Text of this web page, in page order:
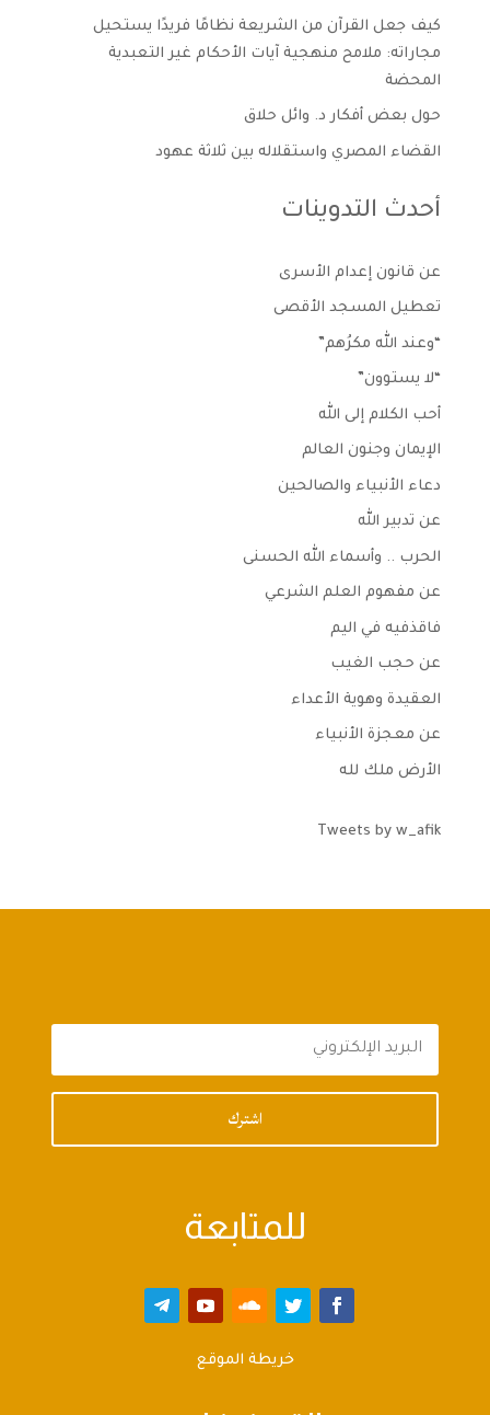
كيف جعل القرآن من الشريعة نظامًا فريدًا يستحيل
مجاراته: ملامح منهجية آيات الأحكام غير التعبدية
المحضة
حول بعض أفكار د. وائل حلاق
القضاء المصري واستقلاله بين ثلاثة عهود
أحدث التدوينات
عن قانون إعدام الأسرى
تعطيل المسجد الأقصى
“وعند الله مكرُهم”
“لا يستوون”
أحب الكلام إلى الله
الإيمان وجنون العالم
دعاء الأنبياء والصالحين
عن تدبير الله
الحرب .. وأسماء الله الحسنى
عن مفهوم العلم الشرعي
فاقذفيه في اليم
عن حجب الغيب
العقيدة وهوية الأعداء
عن معجزة الأنبياء
الأرض ملك لله
Tweets by w_afik
اشترك
للمتابعة
خريطة الموقع